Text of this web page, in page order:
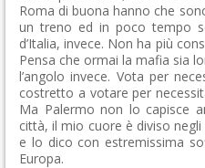
Roma di buona hanno che
un treno ed in poco tempo
d’Italia, invece. Non ha più
Pensa che ormai la mafia sia
l’angolo invece. Vota per
costretto a votare per
Ma Palermo non lo capisce
città, il mio cuore è diviso
e lo dico con estremissima
Europa.